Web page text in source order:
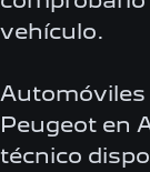
vehículo.
Automóviles
Peugeot en
técnico